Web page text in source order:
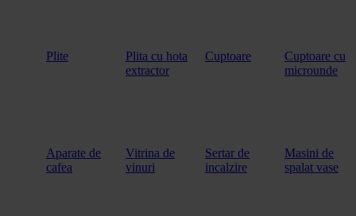
Plite
Plita cu hota
extractor
Cuptoare
Cuptoare cu
microunde
Aparate de
cafea
Vitrina de
vinuri
Sertar de
incalzire
Masini de
spalat vase